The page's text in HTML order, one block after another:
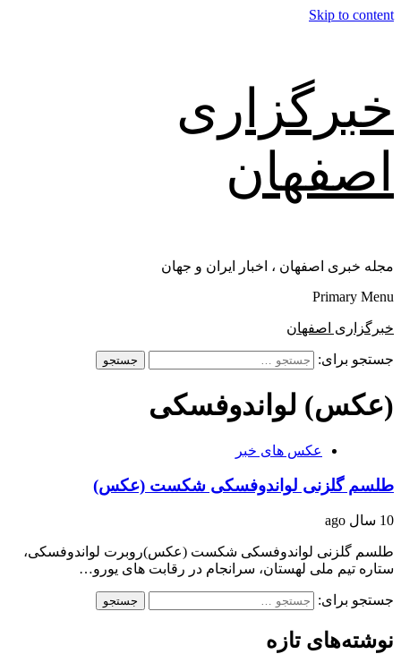
Skip to content
خبرگزاری
اصفهان
مجله خبری اصفهان ، اخبار ایران و جهان
Primary Menu
خبرگزاری اصفهان
جستجو برای:
(عکس) لواندوفسکی
عکس های خبر
طلسم گلزنی لواندوفسکی شکست (عکس)
10 سال ago
طلسم گلزنی لواندوفسکی شکست (عکس)روبرت لواندوفسکی،
ستاره تیم ملی لهستان، سرانجام در رقابت های یورو…
جستجو برای:
نوشته‌های تازه